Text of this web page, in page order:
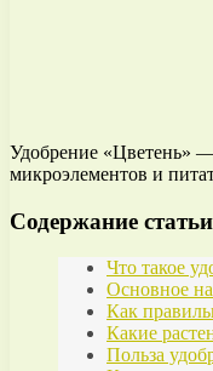
Удобрение «Цветень»
микроэлементов и
Содержание
Что такое
Основное
Как
Какие
Польза